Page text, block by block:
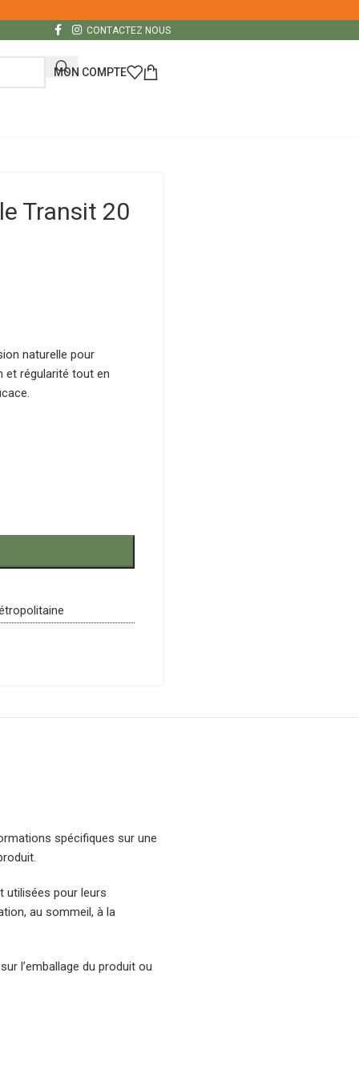
CONTACTEZ NOUS
MON COMPTE
Transit 20
naturelle pour
et régularité tout en
spécifiques sur une
utilisées pour leurs
au sommeil, à la
l’emballage du produit ou